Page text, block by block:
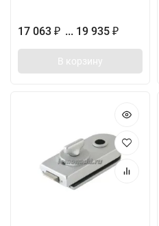
17 063 ₽ ... 19 935 ₽
В корзину